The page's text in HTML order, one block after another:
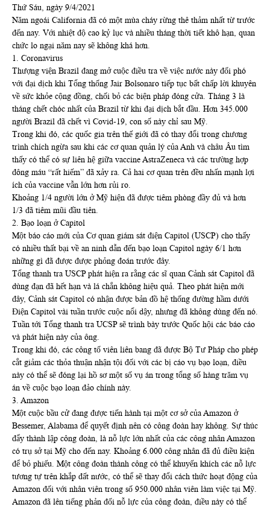
Thứ Sáu, ngày 9/4/2021
Năm ngoái California đã có một mùa cháy rừng thê thảm nhất từ trước
đến nay. Với nhiệt độ cao kỷ lục và nhiều tháng thời tiết khô hạn, quan
chức lo ngại năm nay sẽ không khá hơn.
1. Coronavirus
Thượng viện Brazil đang mở cuộc điều tra về việc nước này đối phó
với đại dịch khi Tổng thống Jair Bolsonaro tiếp tục bất chấp lời khuyên
về sức khỏe cộng đồng, chối bỏ các biện pháp đóng cửa. Tháng 3 là
tháng chết chóc nhất của Brazil từ khi đại dịch bắt đầu. Hơn 345.000
người Brazil đã chết vì Covid-19, con số này chỉ sau Mỹ.
Trong khi đó, các quốc gia trên thế giới đã có thay đổi trong chương
trình chích ngừa sau khi các cơ quan quản lý của Anh và châu Âu tìm
thấy có thể có sự liên hệ giữa vaccine AstraZeneca và các trường hợp
đông máu “rất hiếm” đã xảy ra. Cả hai cơ quan trên đều nhấn mạnh lợi
ích của vaccine vẫn lớn hơn rủi ro.
Khoảng 1/4 người lớn ở Mỹ hiện đã được tiêm phòng đầy đủ và hơn
1/3 đã tiêm mũi đầu tiên.
2. Bạo loạn ở Capitol
Một báo cáo mới của Cơ quan giám sát điện Capitol (USCP) cho thấy
có nhiều thất bại về an ninh dẫn đến bạo loạn Capitol ngày 6/1 hơn
những gì đã được được phỏng đoán trước đây.
Tổng thanh tra USCP phát hiện ra rằng các sĩ quan Cảnh sát Capitol đã
dùng đạn đã hết hạn và lá chắn không hiệu quả. Theo phát hiện mới
đây, Cảnh sát Capitol có nhận được bản đồ hệ thống đường hầm dưới
Điện Capitol vài tuần trước cuộc nổi dậy, nhưng đã không dùng đến nó.
Tuần tới Tổng thanh tra UCSP sẽ trình bày trước Quốc hội các báo cáo
và phát hiện này của ông.
Trong khi đó, các công tố viên liên bang đã được Bộ Tư Pháp cho phép
cắt giảm các thỏa thuận nhận tội đối với các bị cáo vụ bạo loạn, điều
này có thể sẽ đóng lại hồ sơ một số vụ án trong tổng số hàng trăm vụ
án về cuộc bạo loạn đảo chính này.
3. Amazon
Một cuộc bầu cử đang được tiến hành tại một cơ sở của Amazon ở
Bessemer, Alabama để quyết định nên có công đoàn hay không. Sự thúc
đẩy thành lập công đoàn, là nỗ lực lớn nhất của các công nhân Amazon
có trụ sở tại Mỹ cho đến nay. Khoảng 6.000 công nhân đã đủ điều kiện
để bỏ phiếu. Một công đoàn thành công có thể khuyến khích các nỗ lực
tương tự trên khắp đất nước, có thể sẽ thay đổi cách thức hoạt động của
Amazon đối với nhân viên trong số 950.000 nhân viên làm việc tại Mỹ.
Amazon đã lên tiếng phản đối nỗ lực của công đoàn, điều này có thể